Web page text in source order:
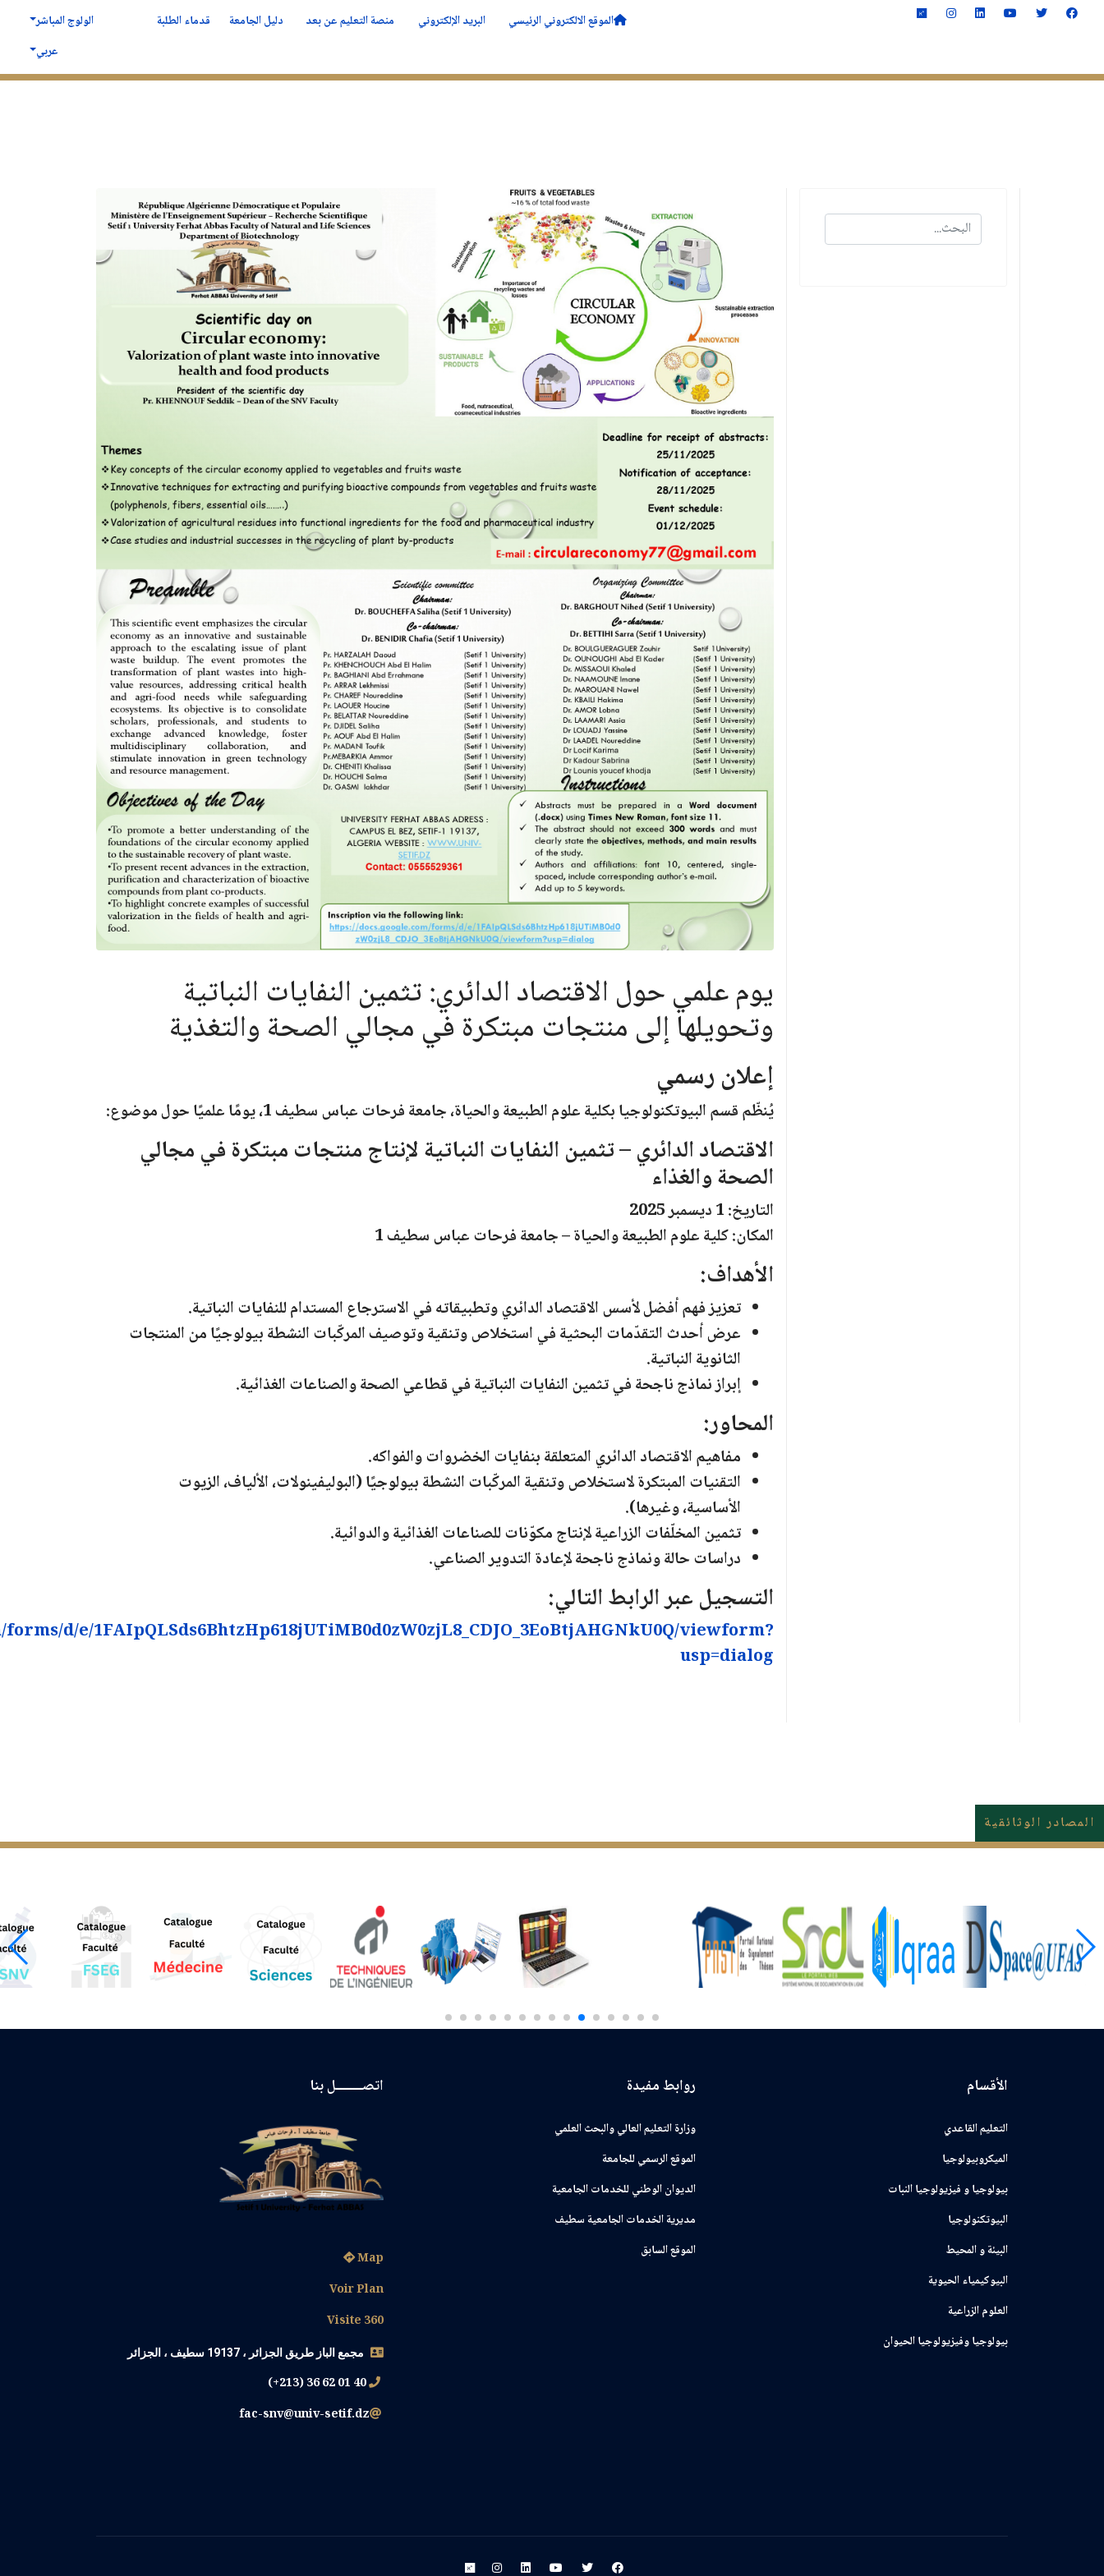
الموقع الالكتروني الرئيسي البريد الإلكتروني منصة التعليم عن بعد دليل الجامعة قدماء الطلبة
الولوج المباشر
عربي
البحث
يوم علمي حول الاقتصاد الدائري: تثمين النفايات النباتية
وتحويلها إلى منتجات مبتكرة في مجالي الصحة والتغذية
إعلان رسمي
يُنظّمقسم البيوتكنولوجيابكليةعلوم الطبيعة والحياة، جامعةفرحات عباس سطيف 1 ، يومًا علميًا حول موضوع:
الاقتصاد الدائري – تثمين النفايات النباتية لإنتاج منتجات مبتكرة في مجالي
الصحة والغذاء
التاريخ:
المكان:كلية علوم الطبيعة والحياة – جامعة فرحات عباس سطيف 1
الأهداف:
تعزيز فهم أفضل لأسس الاقتصاد الدائري وتطبيقاته في الاسترجاع المستدام للنفايات النباتية.
عرض أحدث التقدّمات البحثية في استخلاص وتنقية وتوصيف المركّبات النشطة بيولوجيًا من المنتجات
الثانوية النباتية.
إبراز نماذج ناجحة في تثمين النفايات النباتية في قطاعي الصحة والصناعات الغذائية.
المحاور:
مفاهيم الاقتصاد الدائري المتعلقة بنفايات الخضروات والفواكه.
التقنيات المبتكرة لاستخلاص وتنقية المركّبات النشطة بيولوجيًا (البوليفينولات، الألياف، الزيوت
الأساسية، وغيرها).
تثمين المخلّفات الزراعية لإنتاج مكوّنات للصناعات الغذائية والدوائية.
دراسات حالة ونماذج ناجحة لإعادة التدوير الصناعي.
التسجيل عبر الرابط التالي:
d/e/1FAIpQLSds6BhtzHp618jUTiMB0d0zW0zjL8_CDJO_3EoBtjAHGNkU0Q/viewform?
usp=dialog
المصادر الوثائقية
الأقسام
التعليم القاعدي
الميكروبيولوجيا
بيولوجيا و فيزيولوجيا النبات
البيوتكنولوجيا
البيئة و المحيط
البيوكيمياء الحيوية
العلوم الزراعية
بيولوجيا وفيزيولوجيا الحيوان
روابط مفيدة
وزارة التعليم العالي والبحث العلمي
الموقع الرسمي للجامعة
ﺍﻟﺪﻳﻮﺍﻥ ﺍﻟﻮﻃﻨﻲ ﻟﻠﺨﺪﻣﺎﺕ ﺍﻟﺠﺎﻣﻌﻴﺔ
مديرية الخدمات الجامعية سطيف
الموقع السابق
اتصــــــــل بنا
Map
Voir Plan
Visite 360
مجمع الباز طريق الجزائر ، 19137 سطيف ، الجزائر
(+213) 36 62 01 40
fac-snv@univ-setif.dz